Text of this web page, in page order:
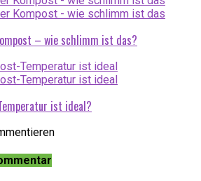
– wie schlimm ist das?
ist ideal?